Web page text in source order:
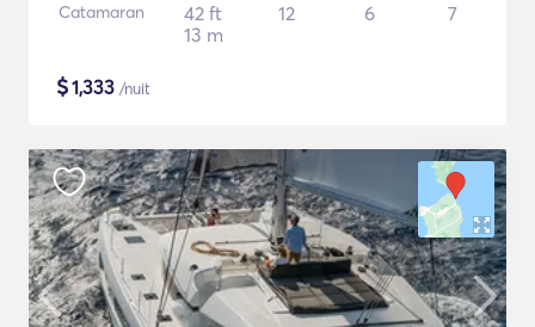
Catamaran
42 ft
13 m
12 6 7
$1,333 /nuit